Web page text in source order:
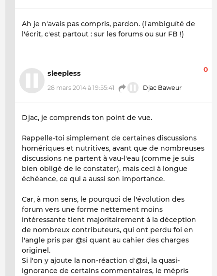
Ah je n'avais pas compris, pardon. (l'ambiguïté de
l'écrit, c'est partout : sur les forums ou sur FB !)
sleepless
28 mars 2014 à 19:55:41 Djac Baweur
0
Djac, je comprends ton point de vue.
Rappelle-toi simplement de certaines discussions
homériques et nutritives, avant que de nombreuses
discussions ne partent à vau-l'eau (comme je suis
bien obligé de le constater), mais ceci à longue
échéance, ce qui a aussi son importance.
Car, à mon sens, le pourquoi de l'évolution des
forum vers une forme nettement moins
intéressante tient majoritairement à la déception
de nombreux contributeurs, qui ont perdu foi en
l'angle pris par @si quant au cahier des charges
originel.
Si l'on y ajoute la non-réaction d'@si, la quasi-
ignorance de certains commentaires, le mépris